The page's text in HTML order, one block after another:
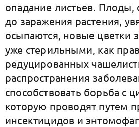
опадание листьев. Плоды,
до заражения растения,
осыпаются, новые цветки
уже стерильными, как
редуцированных
распространения
способствовать борьба с
которую проводят путем
инсектицидов и